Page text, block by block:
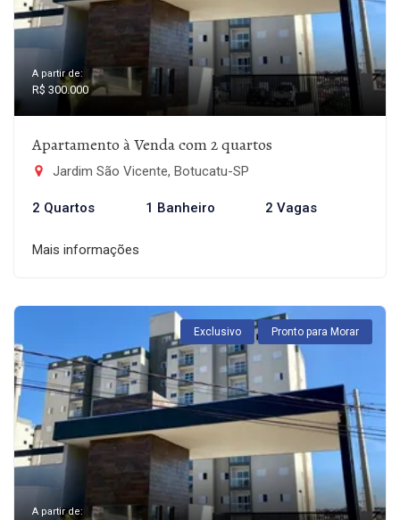
A partir de:
R$ 300.000
Apartamento à Venda com 2 quartos
Jardim São Vicente, Botucatu-SP
2 Quartos 1 Banheiro 2 Vagas
Mais informações
Exclusivo Pronto para Morar
A partir de: